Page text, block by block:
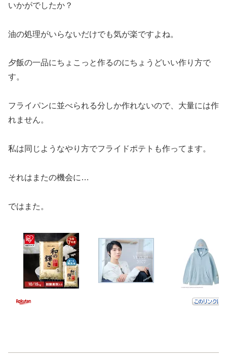
いかがでしたか？
油の処理がいらないだけでも気が楽ですよね。
夕飯の一品にちょこっと作るのにちょうどいい作り方で
す。
フライパンに並べられる分しか作れないので、大量には作
れません。
私は同じようなやり方でフライドポテトも作ってます。
それはまたの機会に…
ではまた。